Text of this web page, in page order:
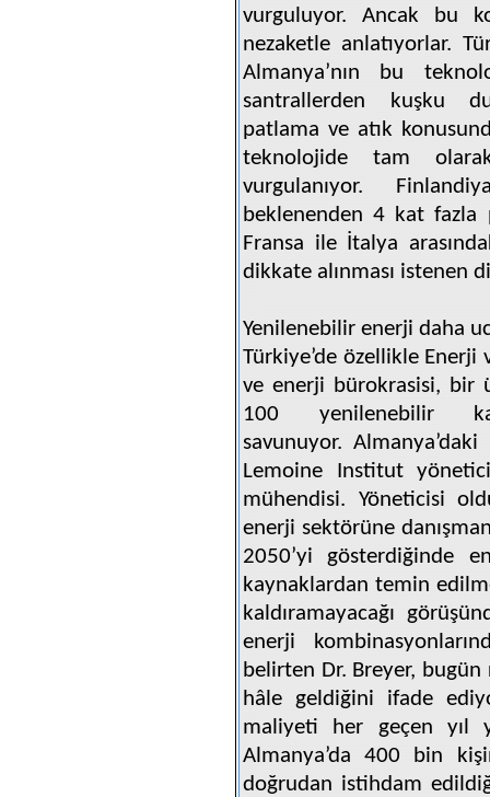
vurguluyor. Ancak bu
nezaketle anlatıyorlar.
Almanya’nın bu
santrallerden kuşku
patlama ve atık
teknolojide tam
vurgulanıyor.
beklenenden 4 kat fazla
Fransa ile İtalya
dikkate alınması istenen
Yenilenebilir enerji daha
Türkiye’de özellikle Enerji
ve enerji bürokrasisi, bir
100 yenilenebilir
savunuyor.
Lemoine Institut
mühendisi. Yöneticisi
enerji sektörüne
2050’yi gösterdiğinde
kaynaklardan temin
kaldıramayacağı
enerji
belirten Dr. Breyer,
hâle geldiğini ifade
maliyeti her geçen yıl
Almanya’da 400 bin
doğrudan istihdam